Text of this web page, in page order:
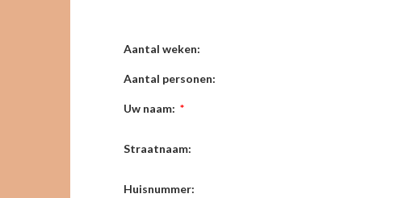
Aantal weken:
Aantal personen:
Uw naam: *
Straatnaam:
Huisnummer: